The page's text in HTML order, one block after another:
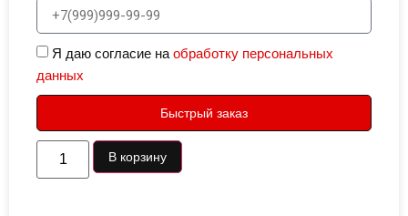
Я даю согласие наобработку персональных
данных
Быстрый заказ
В корзину